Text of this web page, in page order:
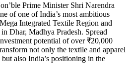
Prime Minister Shri Narendra
of one of India’s most ambitious
Integrated Textile Region and
Dhar, Madhya Pradesh. Spread
potential of over ₹20,000
not only the textile and apparel
also India’s positioning in the